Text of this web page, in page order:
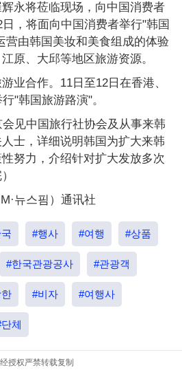
永将莅临现场，向中国消费者
，将面向中国消费者举行"韩国
营由韩国美妆和美食组成的体验
原、大邱等地区旅游资源。
业合作。11日至12日在香港、
"韩国旅游路演"。
见中国旅行社协会及从事来韩
士，详细说明韩国为扩大来韩
努力，介绍针对扩大发放多次
뉴스핌）通讯社
#행사 #여행 #상품
#한국관광공사 #관광객
#비자 #여행사
체
授权严禁转载复制